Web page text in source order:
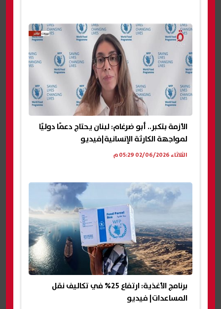
الأزمة بتكبر.. أبو ضرغام: لبنان يحتاج دعمًا دوليًا
لمواجهة الكارثة الإنسانية|فيديو
الثلاثاء 02/06/2026 05:29 م
برنامج الأغذية: ارتفاع 25% في تكاليف نقل
المساعدات| فيديو